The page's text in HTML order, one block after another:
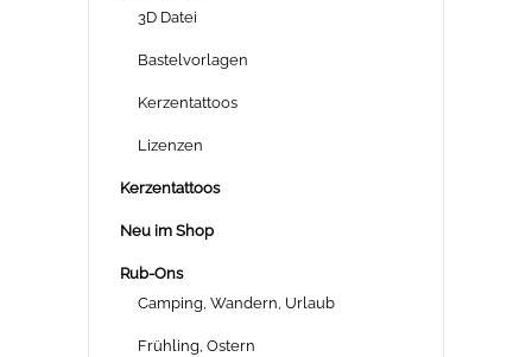
3D Datei
Bastelvorlagen
Kerzentattoos
Lizenzen
Kerzentattoos
Neu im Shop
Rub-Ons
Camping, Wandern, Urlaub
Frühling, Ostern